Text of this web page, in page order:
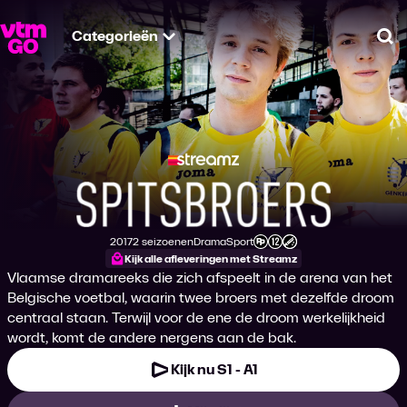
Categorieën
Spitsbroers
Productiejaar
20172 seizoenen
Genre
Drama
Genre
Sport
Leeftijdsclassificatie
Kijk alle afleveringen met Streamz
Vlaamse dramareeks die zich afspeelt in de arena van het
Belgische voetbal, waarin twee broers met dezelfde droom
centraal staan. Terwijl voor de ene de droom werkelijkheid
wordt, komt de andere nergens aan de bak.
Kijk nu S1 - A1